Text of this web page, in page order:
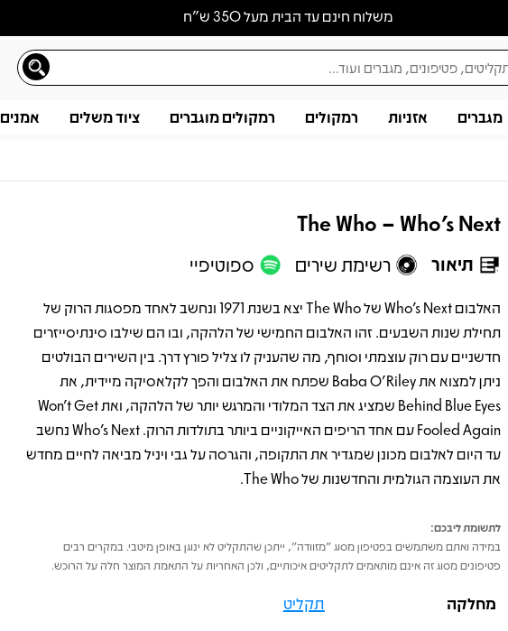
משלוח חינם עד הבית מעל 350 ש״ח
מגברים אזניות רמקולים רמקולים מוגברים ציוד משלים אמנים
The Who – Who's Next
תיאור רשימת שירים ספוטיפיי
תיאור
האלבום Who’s Next של The Who יצא בשנת 1971 ונחשב לאחד מפסגות הרוק של
תחילת שנות השבעים. זהו האלבום החמישי של הלהקה, ובו הם שילבו סינתיסייזרים
חדשניים עם רוק עוצמתי וסוחף, מה שהעניק לו צליל פורץ דרך. בין השירים הבולטים
ניתן למצוא את Baba O’Riley שפתח את האלבום והפך לקלאסיקה מיידית, את
Behind Blue Eyes שמציג את הצד המלודי והמרגש יותר של הלהקה, ואת Won’t Get
Fooled Again עם אחד הריפים האייקוניים ביותר בתולדות הרוק. Who’s Next נחשב
עד היום לאלבום מכונן שמגדיר את התקופה, והגרסה על גבי ויניל מביאה לחיים מחדש
את העוצמה הגולמית והחדשנות של The Who.
לתשומת ליבכם:
במידה ואתם משתמשים בפטיפון מסוג "מזוודה", ייתכן שהתקליט לא ינוגן באופן מיטבי. במקרים רבים
פטיפונים מסוג זה אינם מותאמים לתקליטים איכותיים, ולכן האחריות על התאמת המוצר חלה על הרוכש.
מחלקה תקליט